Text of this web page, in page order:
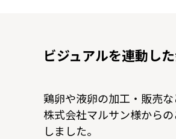
ビジュアルを連動し
鶏卵や液卵の加工・販売
株式会社マルサン様から
しました。